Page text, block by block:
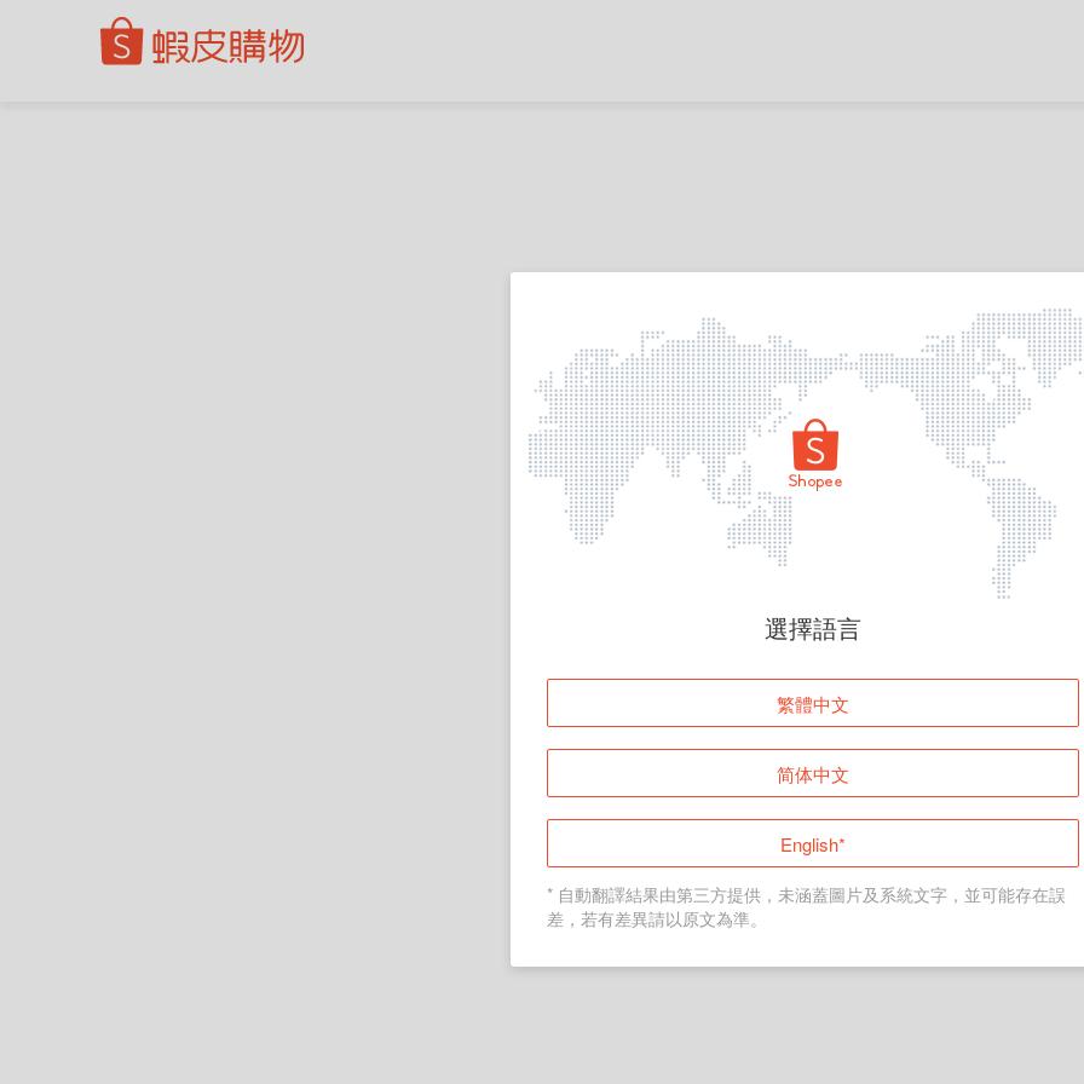
頁面無法顯示
登入
返回首頁
選擇語言
繁體中文
简体中文
English*
* 自動翻譯結果由第三方提供，未涵蓋圖片及系統文字，並可能存在誤
差，若有差異請以原文為準。